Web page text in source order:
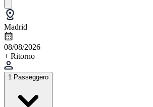
Madrid
08/08/2026
+ Ritorno
1 Passeggero